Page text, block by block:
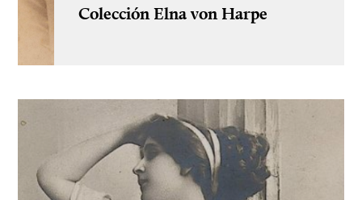
Colección Elna von Harpe